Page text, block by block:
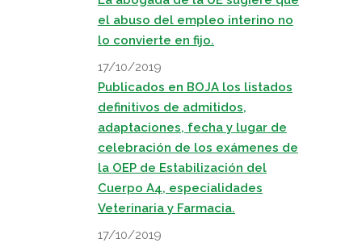
el abuso del empleo interino no
lo convierte en fijo.
17/10/2019
Publicados en BOJA los listados
definitivos de admitidos,
adaptaciones, fecha y lugar de
celebración de los exámenes de
la OEP de Estabilización del
Cuerpo A4, especialidades
Veterinaria y Farmacia.
17/10/2019